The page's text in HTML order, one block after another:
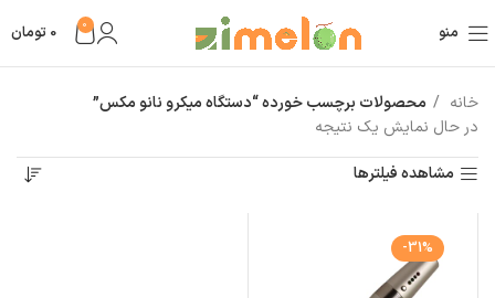
منو 0
0 تومان
خانه
محصولات برچسب خورده “دستگاه میکرو نانو مکس”
در حال نمایش یک نتیجه
مشاهده فیلترها
-31%